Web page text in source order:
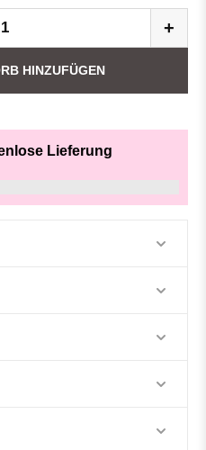
+
HINZUFÜGEN
Lieferung